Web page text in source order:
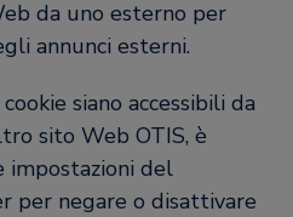
da uno esterno per
annunci esterni.
siano accessibili da
sito Web OTIS, è
impostazioni del
per negare o disattivare